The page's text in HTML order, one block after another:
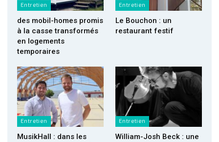
Entretien
des mobil-homes promis
à la casse transformés
en logements
temporaires
Entretien
Le Bouchon : un
restaurant festif
Entretien
MusikHall : dans les
Entretien
William-Josh Beck : une